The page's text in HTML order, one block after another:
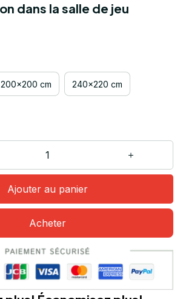
dans la salle de jeu
200x200 cm 240x220 cm
Ajouter au panier
Acheter